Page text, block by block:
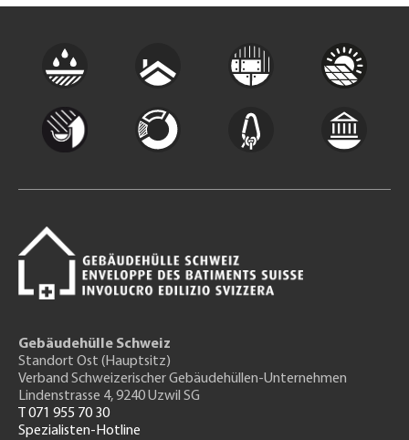
Gebäudehülle Schweiz
Standort Ost (Hauptsitz)
Verband Schweizerischer Gebäudehüllen-Unternehmen
Lindenstrasse 4, 9240 Uzwil SG
T 071 955 70 30
Spezialisten-Hotline